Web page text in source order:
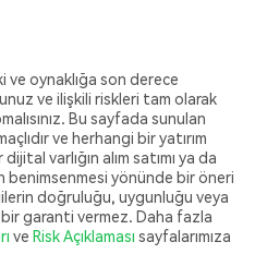
oynaklığa son derece
ve ilişkili riskleri tam olarak
Bu sayfada sunulan
ve herhangi bir yatırım
varlığın alım satımı ya da
benimsenmesi yönünde bir öneri
doğruluğu, uygunluğu veya
garanti vermez. Daha fazla
ve Risk Açıklaması sayfalarımıza